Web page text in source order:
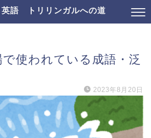
英語 トリリンガルへの道
使われている成語・泛
2023年8月20日